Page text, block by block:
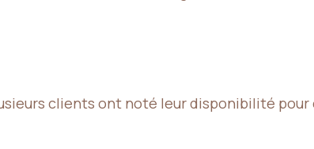
clients ont noté leur disponibilité pour